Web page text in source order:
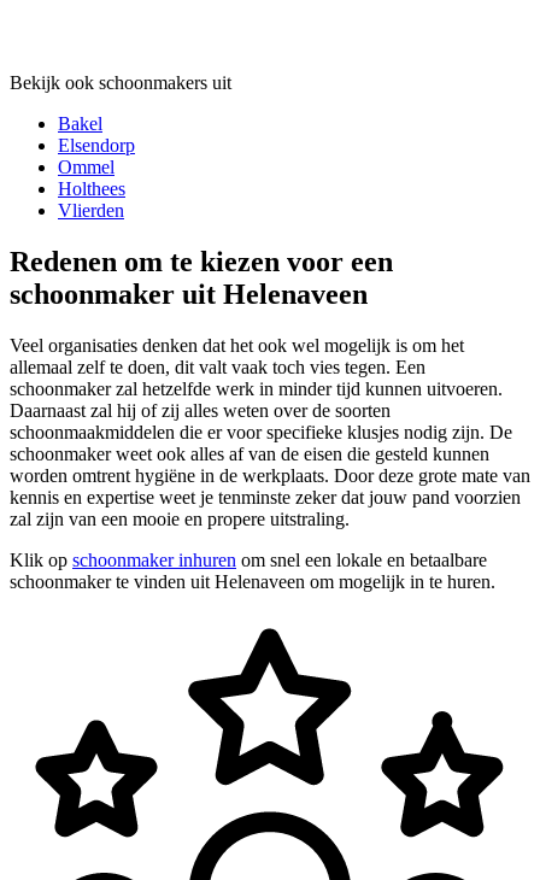
Bekijk ook schoonmakers uit
Bakel
Elsendorp
Ommel
Holthees
Vlierden
Redenen om te kiezen voor een
schoonmaker uit Helenaveen
Veel organisaties denken dat het ook wel mogelijk is om het
allemaal zelf te doen, dit valt vaak toch vies tegen. Een
schoonmaker zal hetzelfde werk in minder tijd kunnen uitvoeren.
Daarnaast zal hij of zij alles weten over de soorten
schoonmaakmiddelen die er voor specifieke klusjes nodig zijn. De
schoonmaker weet ook alles af van de eisen die gesteld kunnen
worden omtrent hygiëne in de werkplaats. Door deze grote mate van
kennis en expertise weet je tenminste zeker dat jouw pand voorzien
zal zijn van een mooie en propere uitstraling.
Klik op schoonmaker inhuren om snel een lokale en betaalbare
schoonmaker te vinden uit Helenaveen om mogelijk in te huren.